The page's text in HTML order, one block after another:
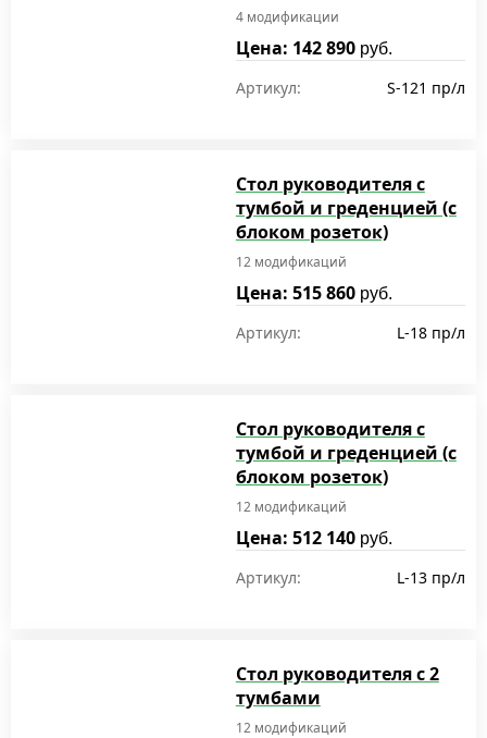
4 модификации
Цена: 142 890 руб.
Артикул: S-121 пр/л
Стол руководителя с
тумбой и греденцией (с
блоком розеток)
12 модификаций
Цена: 515 860 руб.
Артикул: L-18 пр/л
Стол руководителя с
тумбой и греденцией (с
блоком розеток)
12 модификаций
Цена: 512 140 руб.
Артикул: L-13 пр/л
Стол руководителя с 2
тумбами
12 модификаций